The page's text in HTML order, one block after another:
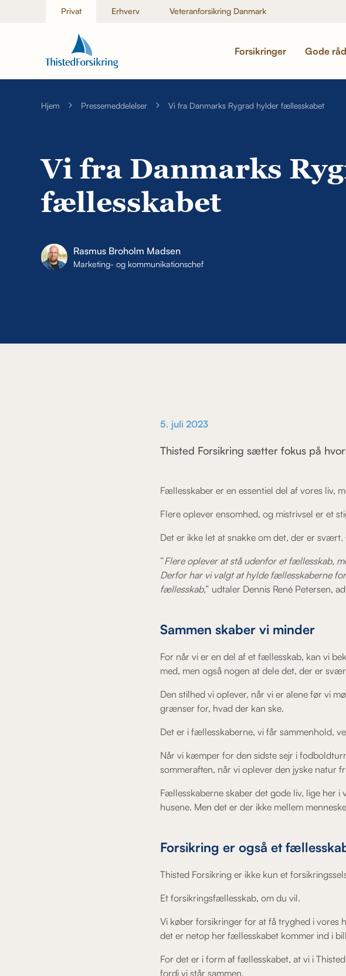
Privat Erhverv Veteranforsikring Danmark
Forsikringer Gode råd
Hjem Pressemeddelelser Vi fra Danmarks Rygrad hylder fællesskabet
Vi fra Danmarks
fællesskabet
Rasmus Broholm Madsen
Marketing- og kommunikationschef
5. juli 2023
Thisted Forsikring sætter fokus på
Fællesskaber er en essentiel del af vores liv,
Flere oplever ensomhed, og mistrivsel er et
Det er ikke let at snakke om det, der er
”Flere oplever at stå udenfor et fællesskab,
Derfor har vi valgt at hylde fællesskaberne
fællesskab,” udtaler Dennis René Petersen,
Sammen skaber vi minder
For når vi er en del af et fællesskab, kan vi
med, men også nogen at dele det, der er
Den stilhed vi oplever, når vi er alene før vi
grænser for, hvad der kan ske.
Det er i fællesskaberne, vi får sammenhold,
Når vi kæmper for den sidste sejr i
sommeraften, når vi oplever den jyske natur
Fællesskaberne skaber det gode liv, lige her
husene. Men det er der ikke mellem
Forsikring er også et
Thisted Forsikring er ikke kun et
Et forsikringsfællesskab, om du vil.
Vi køber forsikringer for at få tryghed i vores
det er netop her fællesskabet kommer ind i
For det er i form af fællesskabet, at vi i
fordi vi står sammen.